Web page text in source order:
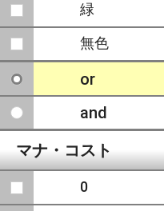
緑
無色
or
and
マナ・コスト
0